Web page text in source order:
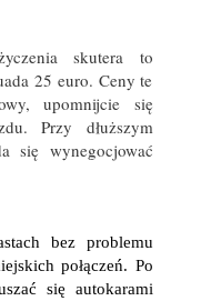
skutera to
25 euro. Ceny te
upomnijcie się
Przy dłuższym
się wynegocjować
bez problemu
połączeń. Po
się autokarami